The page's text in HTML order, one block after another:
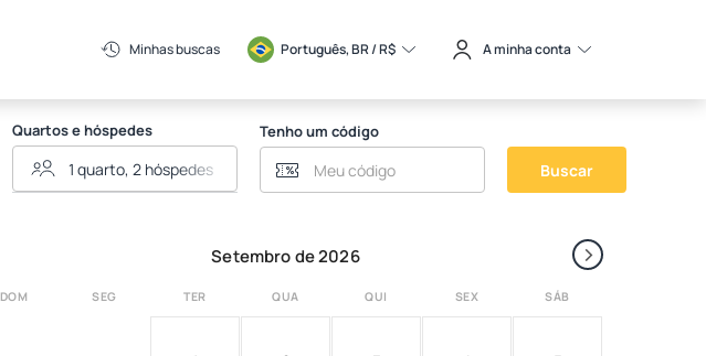
Minhas buscas Português, BR / R$ A minha conta
Quartos e hóspedes Tenho um código
Buscar
›
Setembro de 2026
DOM SEG TER QUA QUI SEX SÁB